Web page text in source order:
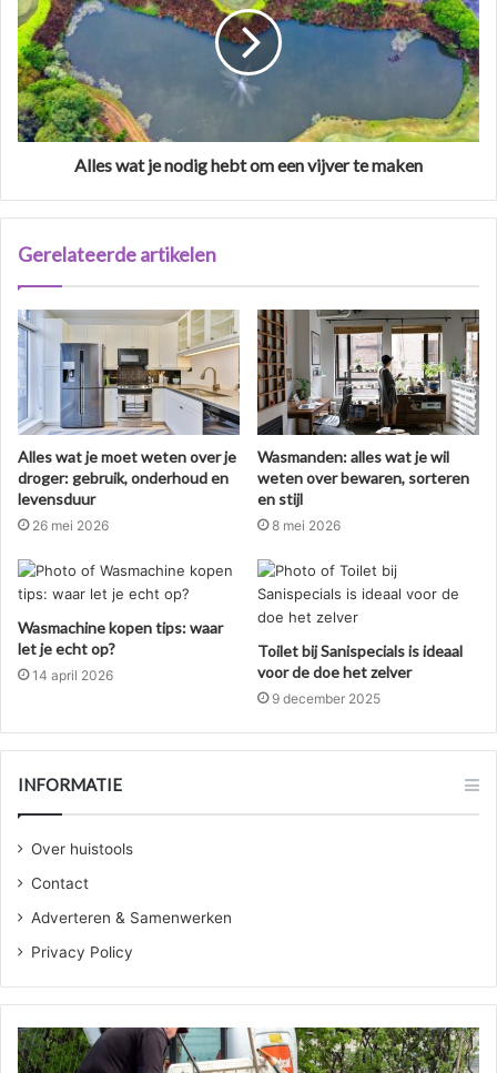
Alles wat je nodig hebt om een vijver te maken
Gerelateerde artikelen
Alles wat je moet weten over je
droger: gebruik, onderhoud en
levensduur
26 mei 2026
Wasmanden: alles wat je wil
weten over bewaren, sorteren
en stijl
8 mei 2026
Wasmachine kopen tips: waar
let je echt op?
14 april 2026
Toilet bij Sanispecials is ideaal
voor de doe het zelver
9 december 2025
INFORMATIE
Over huistools
Contact
Adverteren & Samenwerken
Privacy Policy
Betonvloer
vlinderen: